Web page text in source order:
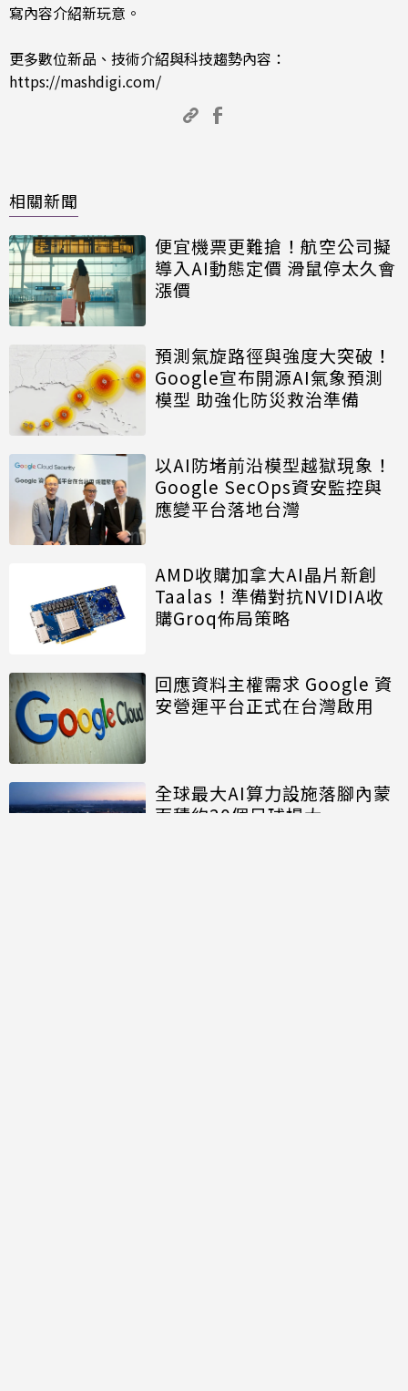
寫內容介紹新玩意。
更多數位新品、技術介紹與科技趨勢內容：
https://mashdigi.com/
相關新聞
便宜機票更難搶！航空公司擬
導入AI動態定價 滑鼠停太久會
漲價
預測氣旋路徑與強度大突破！
Google宣布開源AI氣象預測
模型 助強化防災救治準備
以AI防堵前沿模型越獄現象！
Google SecOps資安監控與
應變平台落地台灣
AMD收購加拿大AI晶片新創
Taalas！準備對抗NVIDIA收
購Groq佈局策略
回應資料主權需求 Google 資
安營運平台正式在台灣啟用
全球最大AI算力設施落腳內蒙
面積約20個足球場大